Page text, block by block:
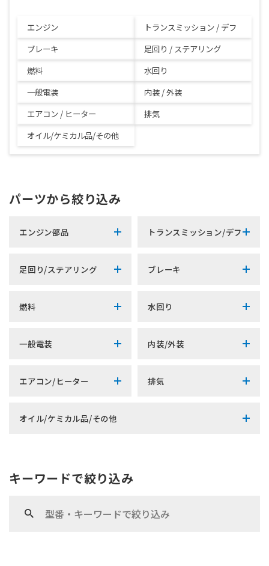
エンジン
トランスミッション / デフ
ブレーキ
足回り / ステアリング
燃料
水回り
一般電装
内装 / 外装
エアコン / ヒーター
排気
オイル/ケミカル品/その他
パーツから絞り込み
エンジン部品 トランスミッション/デフ
足回り/ステアリング ブレーキ
燃料 水回り
一般電装 内装/外装
エアコン/ヒーター 排気
オイル/ケミカル品/その他
キーワードで絞り込み